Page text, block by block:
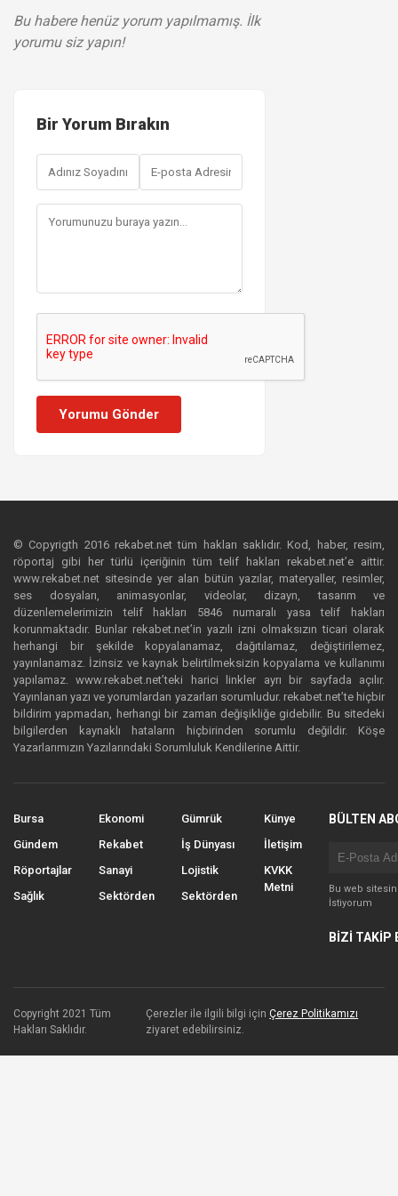
Bu habere henüz yorum yapılmamış. İlk
yorumu siz yapın!
Bir Yorum Bırakın
Yorumu Gönder
© Copyrigth 2016 rekabet.net tüm hakları saklıdır. Kod, haber, resim,
röportaj gibi her türlü içeriğinin tüm telif hakları rekabet.net’e aittir.
www.rekabet.net sitesinde yer alan bütün yazılar, materyaller, resimler,
ses dosyaları, animasyonlar, videolar, dizayn, tasarım ve
düzenlemelerimizin telif hakları 5846 numaralı yasa telif hakları
korunmaktadır. Bunlar rekabet.net’in yazılı izni olmaksızın ticari olarak
herhangi bir şekilde kopyalanamaz, dağıtılamaz, değiştirilemez,
yayınlanamaz. İzinsiz ve kaynak belirtilmeksizin kopyalama ve kullanımı
yapılamaz. www.rekabet.net’teki harici linkler ayrı bir sayfada açılır.
Yayınlanan yazı ve yorumlardan yazarları sorumludur. rekabet.net’te hiçbir
bildirim yapmadan, herhangi bir zaman değişikliğe gidebilir. Bu sitedeki
bilgilerden kaynaklı hataların hiçbirinden sorumlu değildir. Köşe
Yazarlarımızın Yazılarındaki Sorumluluk Kendilerine Aittir.
Bursa
Gündem
Röportajlar
Sağlık
Ekonomi
Rekabet
Sanayi
Sektörden
Gümrük
İş Dünyası
Lojistik
Sektörden
Künye
İletişim
KVKK
Metni
BÜLTEN
Bu web
İstiyorum
BİZİ TAKİP
Copyright 2021 Tüm
Hakları Saklıdır.
Çerezler ile ilgili bilgi içinÇerez Politikamızı
ziyaret edebilirsiniz.